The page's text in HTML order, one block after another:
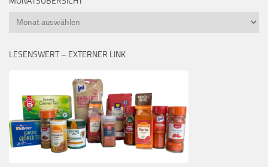
Monatsübersicht
LESENSWERT – EXTERNER LINK